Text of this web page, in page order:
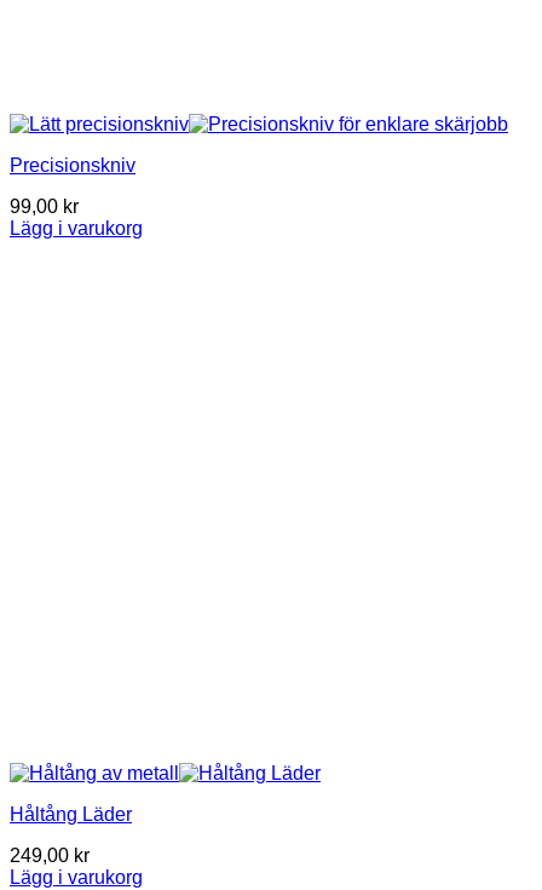
Precisionskniv
99,00 kr
Lägg i varukorg
Håltång Läder
249,00 kr
Lägg i varukorg